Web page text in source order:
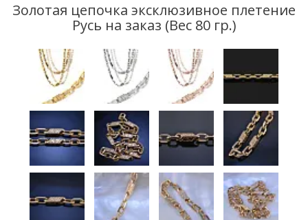
Золотая цепочка эксклюзивное плетение
Русь на заказ (Вес 80 гр.)